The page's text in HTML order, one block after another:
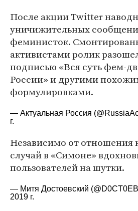
После акции Twitter
уничижительных
феминисток.
активистами ролик
подписью «Вся суть фем-
России» и другими
формулировками.
— Актуальная Россия
г.
Независимо от отношения
случай в «Симоне»
пользователей на шутки.
— Митя Достоевский
2019 г.